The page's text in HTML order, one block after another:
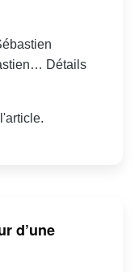
Détails
d’une